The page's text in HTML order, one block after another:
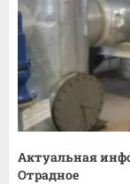
Актуальная
Отрадное